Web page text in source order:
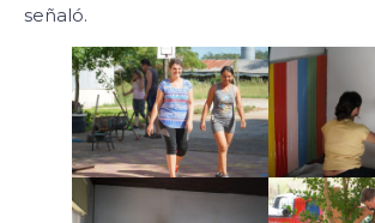
señaló.